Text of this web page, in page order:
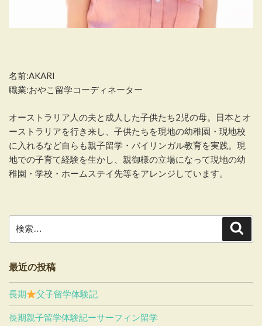
名前:AKARI
職業:おやこ留学コーディネーター
オーストラリア人の夫と成人した子供たち2児の母。日本とオ
ーストラリアを行き来し、子供たちを現地の幼稚園・現地校
に入れるなど自らも親子留学・バイリンガル教育を実践。現
地での子育て経験を生かし、親御様の立場になって現地の幼
稚園・学校・ホームステイ先等をアレンジしています。
索:
索
最近の投稿
長期 父子留学体験記
長期親子留学体験記ーサーフィン留学